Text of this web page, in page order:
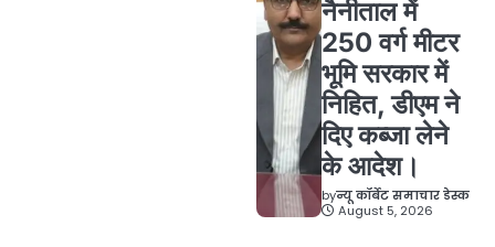
नैनीताल में
250 वर्ग मीटर
भूमि सरकार में
निहित, डीएम ने
दिए कब्जा लेने
के आदेश।
byन्यू कॉर्बेट समाचार डेस्क
August 5, 2026